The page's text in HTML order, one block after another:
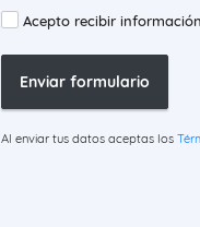
Acepto recibir
Enviar formulario
Al enviar tus datos aceptas los